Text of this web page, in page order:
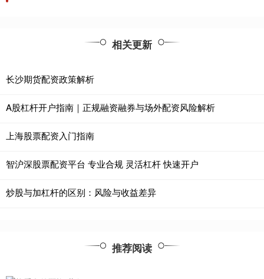
相关更新
长沙期货配资政策解析
A股杠杆开户指南｜正规融资融券与场外配资风险解析
上海股票配资入门指南
智沪深股票配资平台 专业合规 灵活杠杆 快速开户
炒股与加杠杆的区别：风险与收益差异
推荐阅读